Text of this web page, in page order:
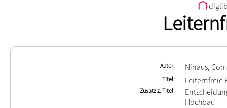
Autor Ninaus,
Titel Leiternfreie
Zusatz z. Titel
Hochbau